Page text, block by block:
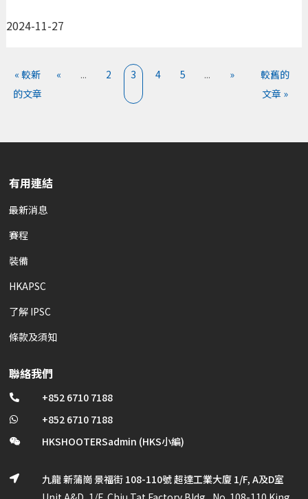
2024-11-27
« 較新
的文章
« ... 2 3 4 5 ... »
較舊的
文章 »
有用連結
最新消息
賽程
裝備
HKAPSC
了解 IPSC
條款及須知
聯絡我們
 +852 6710 7188
 +852 6710 7188
 HKSHOOTERSadmin (HKS小編)

九龍 新蒲崗 景福街 108-110號 超達工業大廈 1/F, A及D室